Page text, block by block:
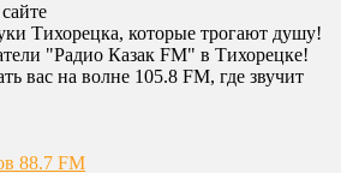
Тихорецка, которые трогают душу!
"Радио Казак FM" в Тихорецке!
вас на волне 105.8 FM, где звучит